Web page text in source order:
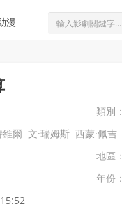
漫
類別：
維爾 文·瑞姆斯 西蒙·佩吉
地區：
年份：